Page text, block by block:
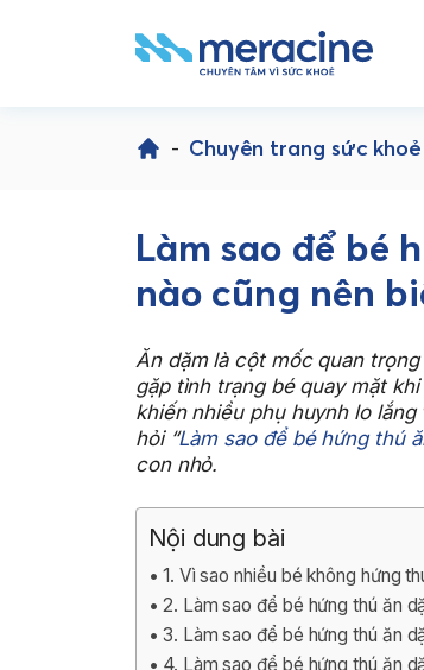
- Chuyên trang sức khoẻ
Làm sao để bé
nào cũng nên
Ăn dặm là cột mốc quan
gặp tình trạng bé quay mặt
khiến nhiều phụ huynh lo
hỏi “Làm sao để bé hứng thú
con nhỏ.
Nội dung bài
1. Vì sao nhiều bé không hứng
2. Làm sao để bé hứng thú ăn
3. Làm sao để bé hứng thú ăn
4. Làm sao để bé hứng thú ăn